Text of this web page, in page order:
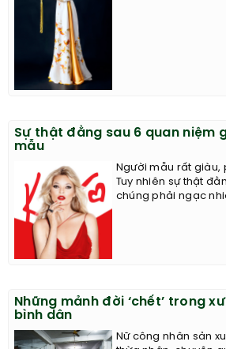
Sự thật đằng sau 6 quan niệm
mẫu
Người mẫu rất giàu,
Tuy nhiên sự thật
chúng phải ngạc
Những mảnh đời ‘chết’ trong
bình dân
Nữ công nhân sản